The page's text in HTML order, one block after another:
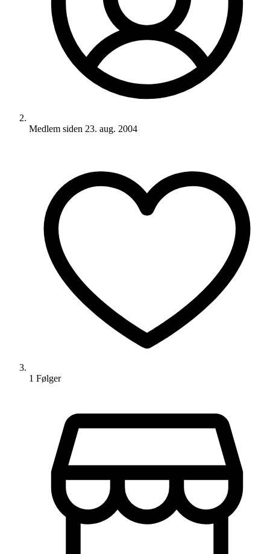
Medlem siden 23. aug. 2004
1 Følger